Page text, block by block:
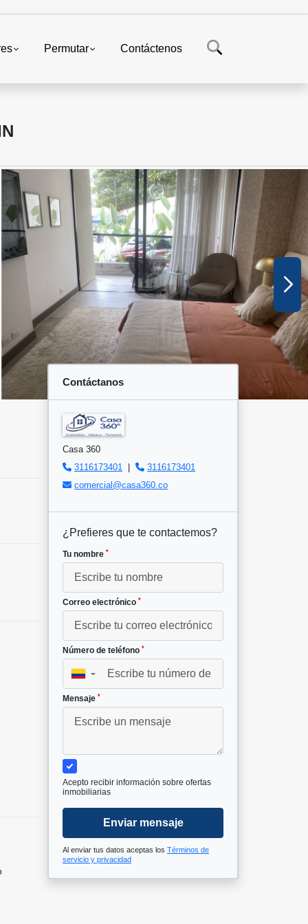
Permutar Contáctenos
Contáctanos
Casa 360
3116173401
3116173401
comercial@casa360.co
¿Prefieres que te contactemos?
Tu nombre *
Correo electrónico *
Número de teléfono *
▼
Mensaje *
Acepto recibir información sobre ofertas
inmobiliarias
Enviar mensaje
Al enviar tus datos aceptas los Términos de
servicio y privacidad